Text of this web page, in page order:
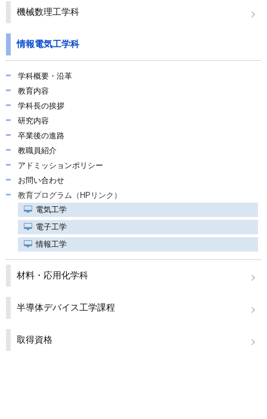
機械数理工学科
情報電気工学科
学科概要・沿革
教育内容
学科長の挨拶
研究内容
卒業後の進路
教職員紹介
アドミッションポリシー
お問い合わせ
教育プログラム（HPリンク）
電気工学
電子工学
情報工学
材料・応用化学科
半導体デバイス工学課程
取得資格